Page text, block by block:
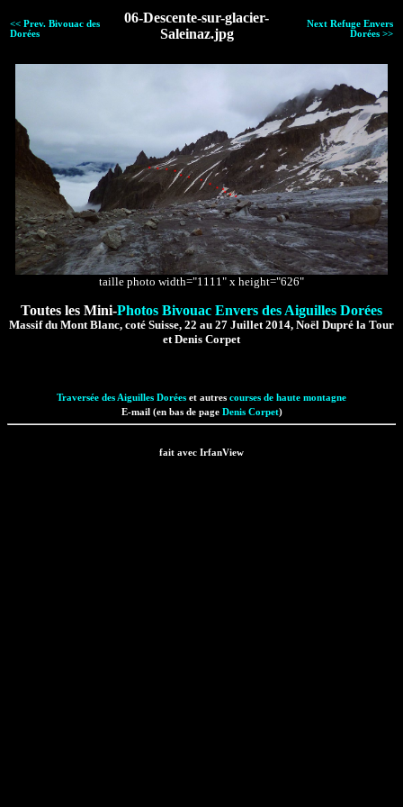
<< Prev. Bivouac des
Dorées
06-Descente-sur-glacier-
Saleinaz.jpg
Next Refuge Envers
Dorées >>
taille photo width="1111" x height="626"
Toutes les Mini-Photos Bivouac Envers des Aiguilles Dorées
Massif du Mont Blanc, coté Suisse, 22 au 27 Juillet 2014, Noël Dupré la Tour
et Denis Corpet
Traversée des Aiguilles Dorées et autres courses de haute montagne
E-mail (en bas de page Denis Corpet)
fait avec IrfanView